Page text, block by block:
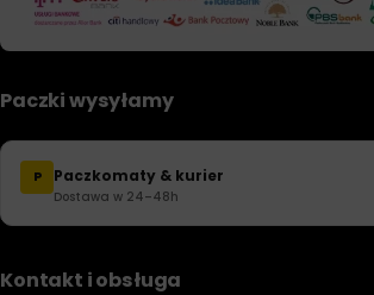
Paczki wysyłamy
P Paczkomaty & kurier
Dostawa w 24–48h
Kontakt i obsługa